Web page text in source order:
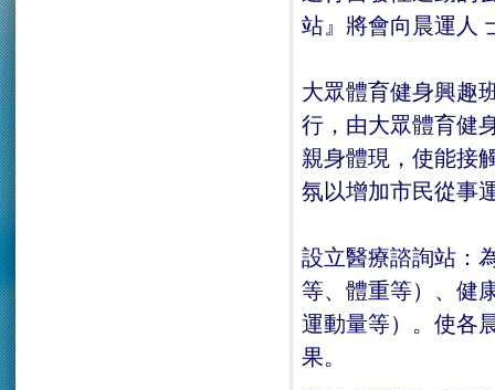
站』將會向晨運人
大眾體育健身興趣
行，由大眾體育健
親身體現，使能接
氛以增加市民從事
設立醫療諮詢站：
等、體重等）、健
運動量等）。使各
果。